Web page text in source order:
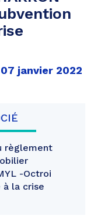
janvier 2022
règlement
-Octroi
la crise